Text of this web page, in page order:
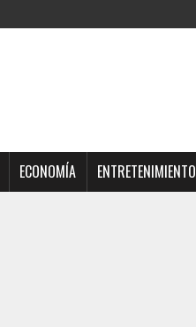
ECONOMÍA ENTRETENIMIENTO